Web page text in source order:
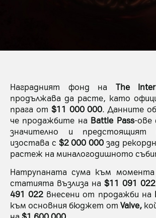
Наградният фонд на The
продължава да расте, като
прага от $11 000 000. Данните
че продажбите на Battle Pass-ове
значително и предстоящият
изостава с $2 000 000 зад
растеж на миналогодишното
Натрупаната сума към
статията възлиза на $11 091 022
491 022 внесени от продажби на
към основния бюджет от Valve,